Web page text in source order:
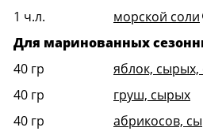
1 ч.л. морской соли
Для маринованных
40 гр
яблок, сырых,
40 гр
груш, сырых
40 гр
абрикосов,